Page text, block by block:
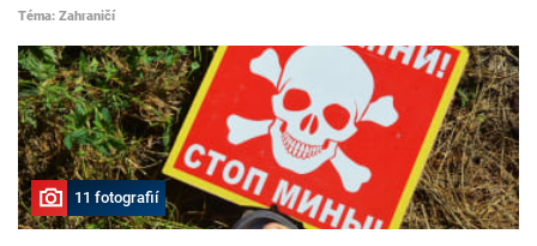
Téma: Zahraničí
11 fotografií